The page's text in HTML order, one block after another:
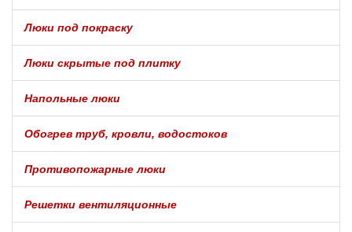
Люки под покраску
Люки скрытые под плитку
Напольные люки
Обогрев труб, кровли, водостоков
Противопожарные люки
Решетки вентиляционные